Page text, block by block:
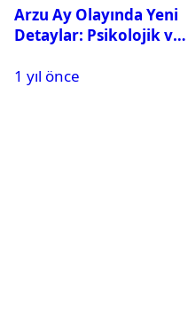
Arzu Ay Olayında Yeni
Detaylar: Psikolojik ve
Gündemde
1 yıl önce